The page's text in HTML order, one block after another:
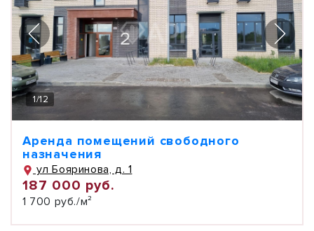
1/12
Аренда помещений свободного
назначения
ул Бояринова, д. 1
187 000 руб.
1 700 руб./м²